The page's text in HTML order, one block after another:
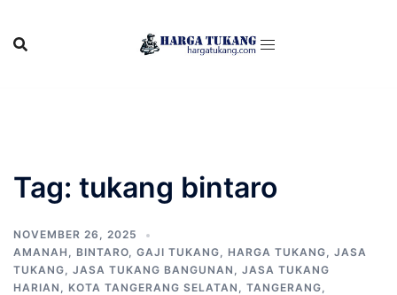
content
Tag: tukang bintaro
NOVEMBER 26, 2025
AMANAH , BINTARO, GAJI TUKANG, HARGA TUKANG, JASA
TUKANG, JASA TUKANG BANGUNAN , JASA TUKANG
HARIAN , KOTA TANGERANG SELATAN , TANGERANG,